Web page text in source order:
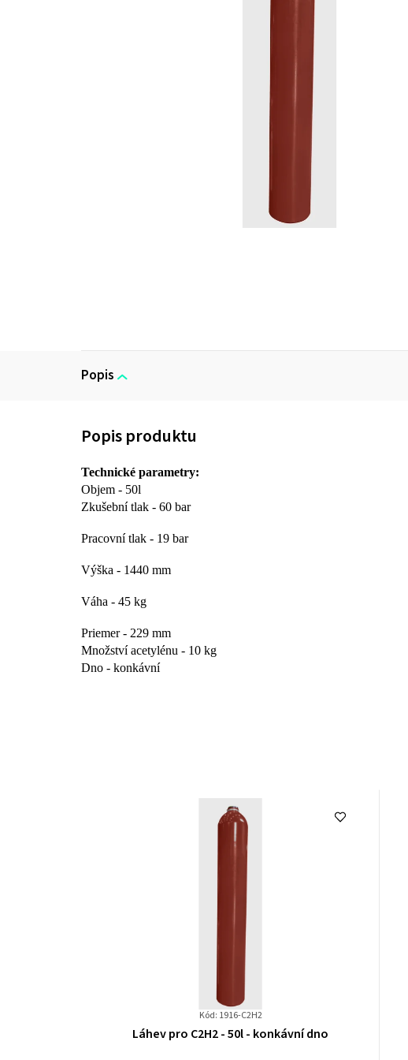
Popis
Technické parametry:
Objem - 50l
Zkušební tlak - 60 bar
Pracovní tlak - 19 bar
Výška - 1440 mm
Váha - 45 kg
Priemer - 229 mm
Množství acetylénu - 10 kg
Dno - konkávní
Kód: 1916-C2H2
Průměrné
Láhev pro C2H2 - 50l - konkávní dno